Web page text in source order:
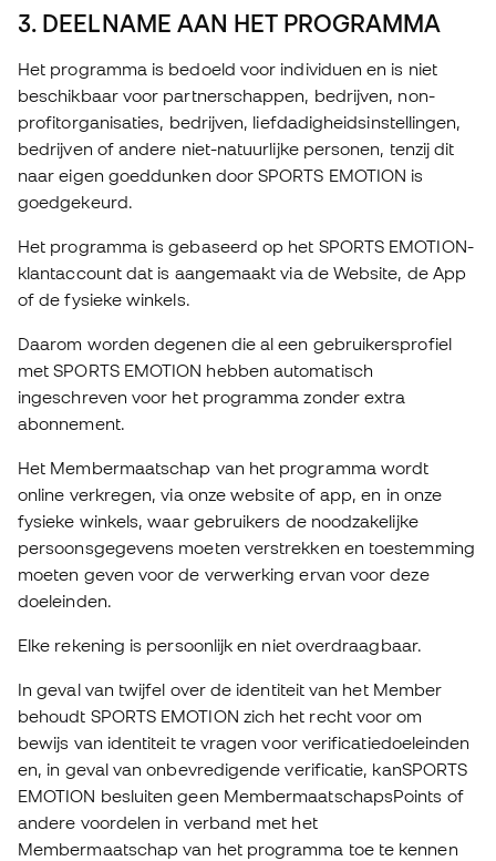
3. DEELNAME AAN HET PROGRAMMA
Het programma is bedoeld voor individuen en is niet
beschikbaar voor partnerschappen, bedrijven, non-
profitorganisaties, bedrijven, liefdadigheidsinstellingen,
bedrijven of andere niet-natuurlijke personen, tenzij dit
naar eigen goeddunken door SPORTS EMOTION is
goedgekeurd.
Het programma is gebaseerd op het SPORTS EMOTION-
klantaccount dat is aangemaakt via de Website, de App
of de fysieke winkels.
Daarom worden degenen die al een gebruikersprofiel
met SPORTS EMOTION hebben automatisch
ingeschreven voor het programma zonder extra
abonnement.
Het Membermaatschap van het programma wordt
online verkregen, via onze website of app, en in onze
fysieke winkels, waar gebruikers de noodzakelijke
persoonsgegevens moeten verstrekken en toestemming
moeten geven voor de verwerking ervan voor deze
doeleinden.
Elke rekening is persoonlijk en niet overdraagbaar.
In geval van twijfel over de identiteit van het Member
behoudt SPORTS EMOTION zich het recht voor om
bewijs van identiteit te vragen voor verificatiedoeleinden
en, in geval van onbevredigende verificatie, kanSPORTS
EMOTION besluiten geen MembermaatschapsPoints of
andere voordelen in verband met het
Membermaatschap van het programma toe te kennen